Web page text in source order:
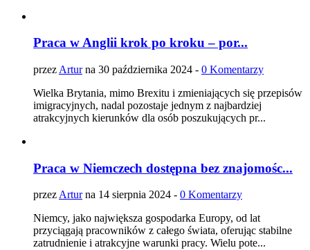
Praca w Anglii krok po kroku – por...
przez Arturna 30 października 2024 - 0 Komentarzy
Wielka Brytania, mimo Brexitu i zmieniających się przepisów
imigracyjnych, nadal pozostaje jednym z najbardziej
atrakcyjnych kierunków dla osób poszukujących pr...
Praca w Niemczech dostępna bez znajomośc...
przez Arturna 14 sierpnia 2024 - 0 Komentarzy
Niemcy, jako największa gospodarka Europy, od lat
przyciągają pracowników z całego świata, oferując stabilne
zatrudnienie i atrakcyjne warunki pracy. Wielu pote...